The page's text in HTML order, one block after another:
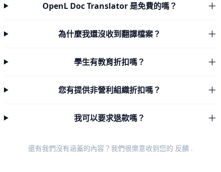
OpenL Doc Translator 是免費的嗎？
為什麼我還沒收到翻譯檔案？
學生有教育折扣嗎？
您有提供非營利組織折扣嗎？
我可以要求退款嗎？
還有我們沒有涵蓋的內容？我們很樂意收到您的 反饋 .